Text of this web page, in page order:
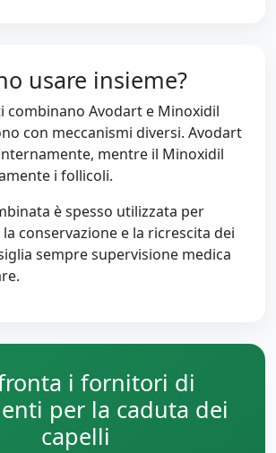
usare insieme?
combinano Avodart e Minoxidil
con meccanismi diversi. Avodart
mentre il Minoxidil
i follicoli.
è spesso utilizzata per
conservazione e la ricrescita dei
sempre supervisione medica
i fornitori di
per la caduta dei
capelli